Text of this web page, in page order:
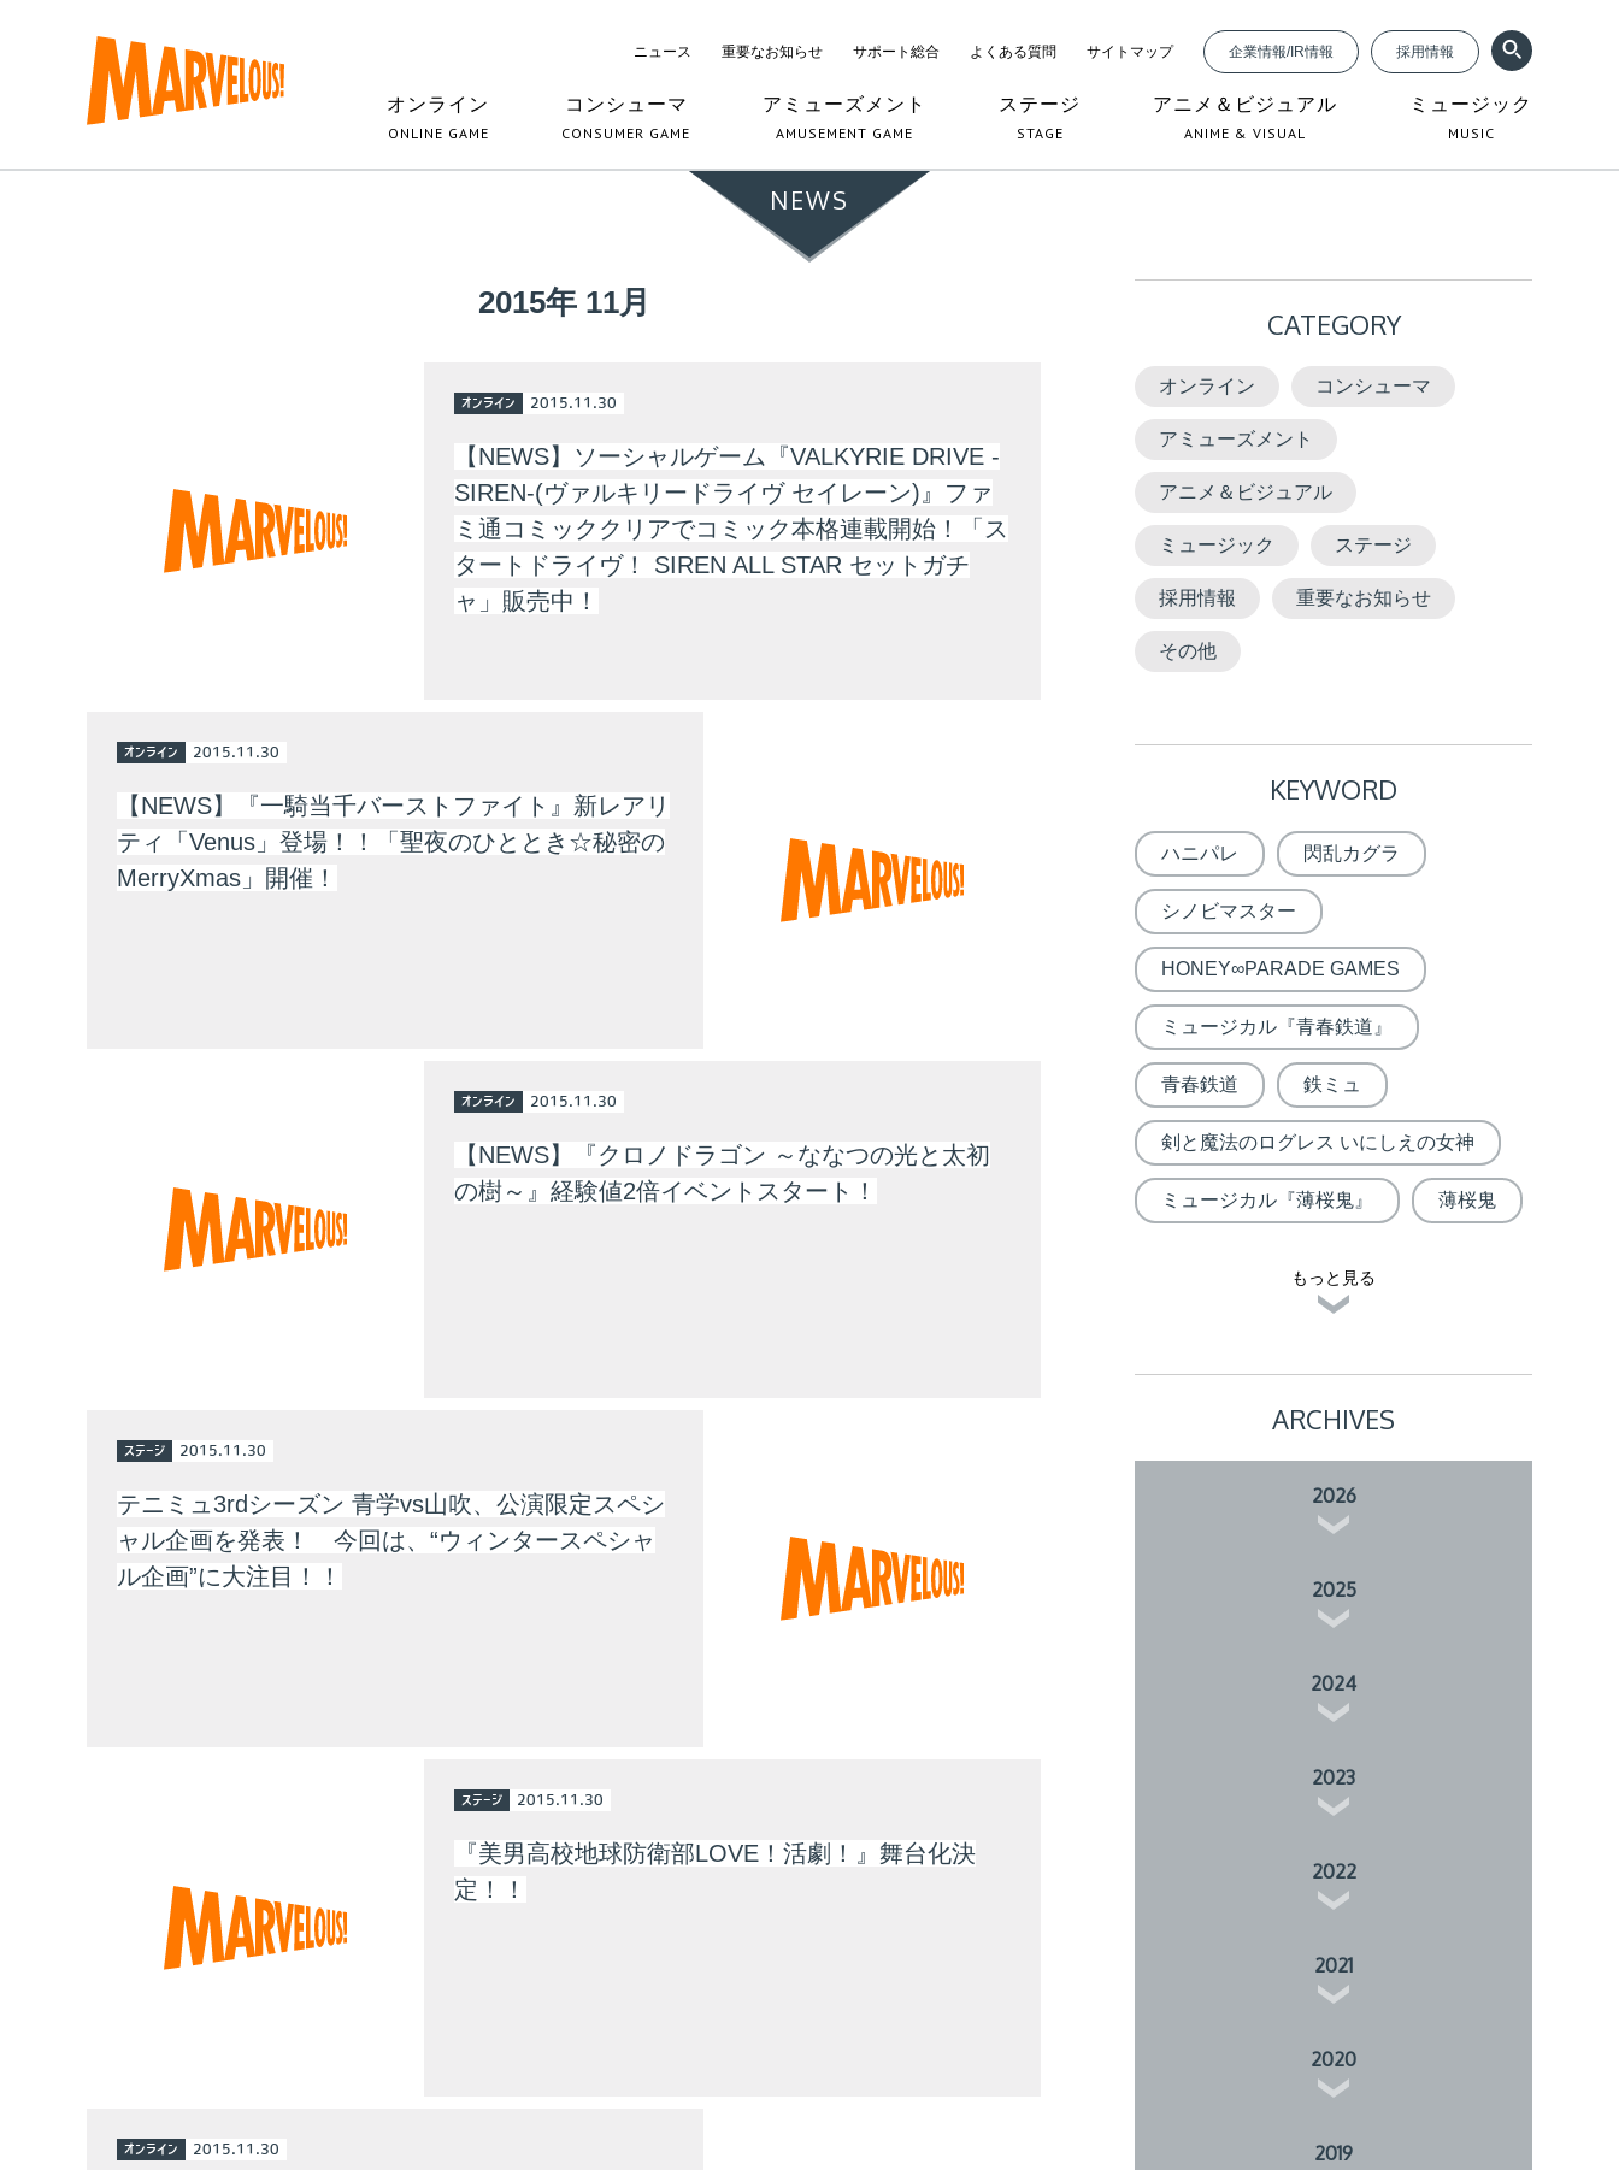
ニュース 重要なお知らせ サポート総合 よくある質問 サイトマップ 企業情報/IR情報 採用情報
オンライン
ONLINE GAME
コンシューマ
CONSUMER GAME
アミューズメント
AMUSEMENT GAME
ステージ
STAGE
アニメ＆ビジュアル
ANIME & VISUAL
ミュージック
MUSIC
NEWS
2015年 11月
オンライン 2015.11.30
【NEWS】ソーシャルゲーム『VALKYRIE DRIVE -
SIREN-(ヴァルキリードライヴ セイレーン)』ファ
ミ通コミッククリアでコミック本格連載開始！「ス
タートドライヴ！ SIREN ALL STAR セットガチ
ャ」販売中！
オンライン 2015.11.30
【NEWS】『一騎当千バーストファイト』新レアリ
ティ「Venus」登場！！「聖夜のひととき☆秘密の
MerryXmas」開催！
オンライン 2015.11.30
【NEWS】『クロノドラゴン ～ななつの光と太初
の樹～』経験値2倍イベントスタート！
ステージ 2015.11.30
テニミュ3rdシーズン 青学vs山吹、公演限定スペシ
ャル企画を発表！ 今回は、“ウィンタースペシャ
ル企画”に大注目！！
ステージ 2015.11.30
『美男高校地球防衛部LOVE！活劇！』舞台化決
定！！
オンライン 2015.11.30
CATEGORY
オンライン コンシューマ
アミューズメント
アニメ＆ビジュアル
ミュージック ステージ
採用情報 重要なお知らせ
その他
KEYWORD
ハニパレ 閃乱カグラ
シノビマスター
HONEY∞PARADE GAMES
ミュージカル『青春鉄道』
青春鉄道 鉄ミュ
剣と魔法のログレス いにしえの女神
ミュージカル『薄桜鬼』 薄桜鬼
もっと見る
ARCHIVES
2026
2025
2024
2023
2022
2021
2020
2019